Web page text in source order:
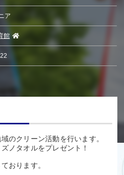
ア
館
のクリーン活動を行います。
ノタオルをプレゼント！
おります。